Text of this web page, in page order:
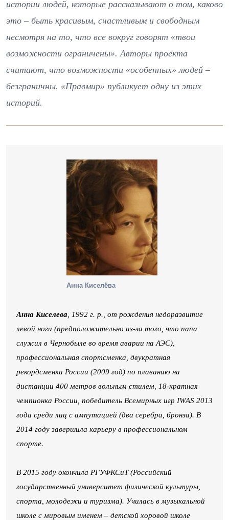
истории людей, которые рассказывают о том, каково
это – быть красивым, счастливым и свободным
несмотря на то, что все вокруг говорят «твои
возможности ограничены». Авторы проекта
считают, что возможности «особенных» людей –
безграничны. «Правмир» публикует одну из этих
историй.
Анна Киселёва
Анна Киселева , 1992 г. р., от рождения недоразвитие
левой ноги (предположительно из-за того, что папа
служил в Чернобыле во время аварии на АЭС),
профессиональная спортсменка, двукратная
рекордсменка России (2009 год) по плаванию на
дистанции 400 метров вольным стилем, 18-кратная
чемпионка России, победитель Всемирных игр IWAS 2013
года среди лиц с ампутацией (два серебра, бронза). В
2014 году завершила карьеру в профессиональном
спорте.
В 2015 году окончила РГУФКСиТ (Российский
государственный университет физической культуры,
спорта, молодежи и туризма). Училась в музыкальной
школе с мировым именем – детской хоровой школе